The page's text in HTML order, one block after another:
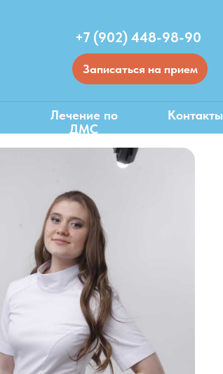
Лечение по
ДМС
+7 (902) 448-98-90
Записаться на прием
Контакты